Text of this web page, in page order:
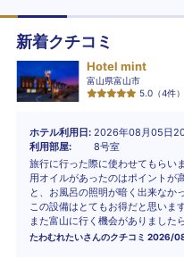
新着クチコミ
Hotel mint
富山県富山市
5.0 （4件）
ホテル利用日 2026年08月05日
利用部屋
8号室
旅行に行った際に使わせてもらい
用オイルがあったのはポイントが
と、お風呂の照明が暗く出来なか
この設備はとてもお得だと思いま
また富山に行く機会がありました
たわむれたいさんのクチコミ 2026/